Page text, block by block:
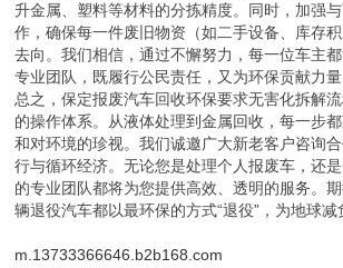
升金属、塑料等材料的分拣精度。同时，加强
作，确保每一件废旧物资（如二手设备、库存
去向。我们相信，通过不懈努力，每一位车主
专业团队，既履行公民责任，又为环保贡献力量
总之，保定报废汽车回收环保要求无害化拆解
的操作体系。从液体处理到金属回收，每一步
和对环境的珍视。我们诚邀广大新老客户咨询
行与循环经济。无论您是处理个人报废车，还
的专业团队都将为您提供高效、透明的服务。
辆退役汽车都以最环保的方式“退役”，为地球减
m.13733366646.b2b168.com